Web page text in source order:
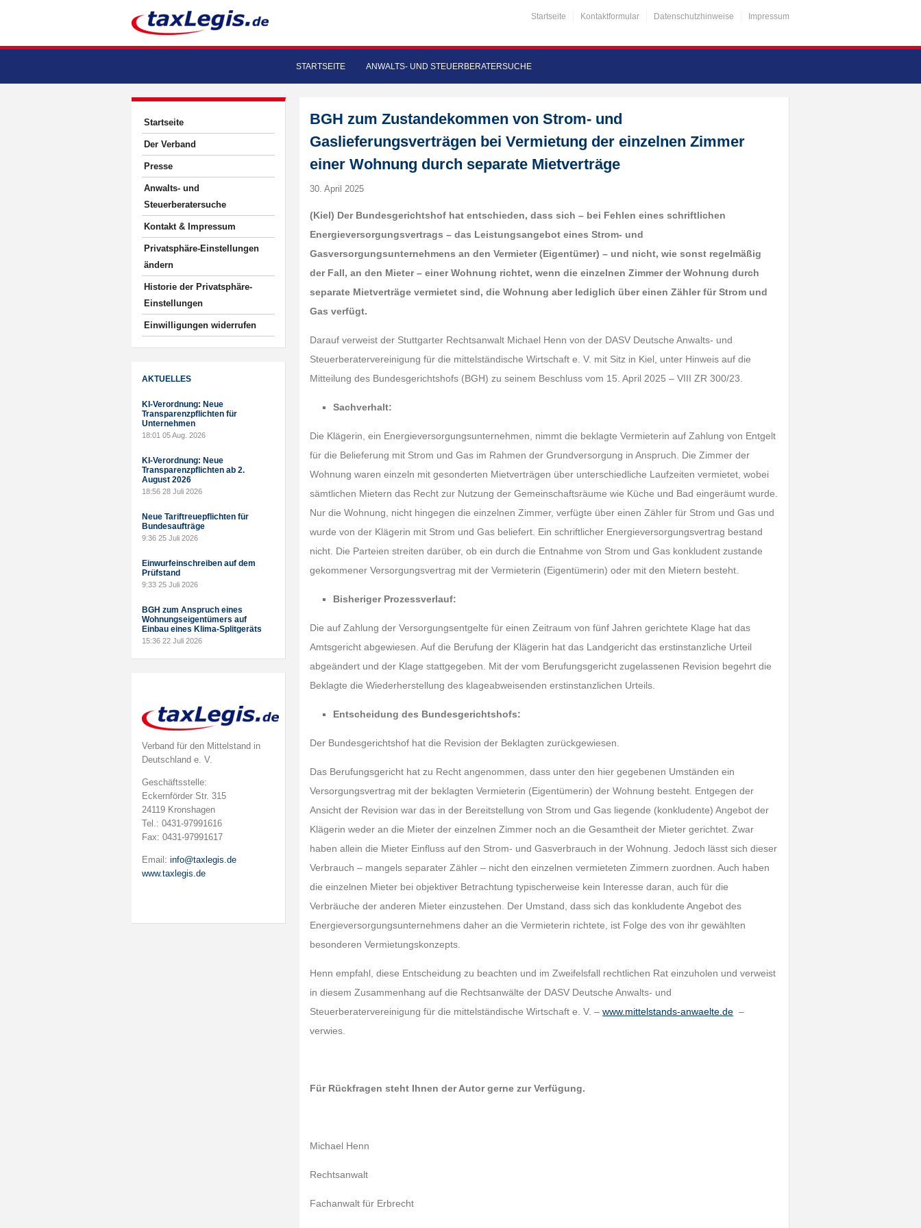
Startseite Kontaktformular Datenschutzhinweise Impressum
STARTSEITE ANWALTS- UND STEUERBERATERSUCHE
Startseite
Der Verband
Presse
Anwalts- und
Steuerberatersuche
Kontakt & Impressum
Privatsphäre-Einstellungen
ändern
Historie der Privatsphäre-
Einstellungen
Einwilligungen widerrufen
AKTUELLES
KI-Verordnung: Neue
Transparenzpflichten für
Unternehmen
18:01 05 Aug. 2026
KI-Verordnung: Neue
Transparenzpflichten ab 2.
August 2026
18:56 28 Juli 2026
Neue Tariftreuepflichten für
Bundesaufträge
9:36 25 Juli 2026
Einwurfeinschreiben auf dem
Prüfstand
9:33 25 Juli 2026
BGH zum Anspruch eines
Wohnungseigentümers auf
Einbau eines Klima-Splitgeräts
15:36 22 Juli 2026
Verband für den Mittelstand in
Deutschland e. V.
Geschäftsstelle:
Eckernförder Str. 315
24119 Kronshagen
Tel.: 0431-97991616
Fax: 0431-97991617
Email: info@taxlegis.de
www.taxlegis.de
BGH zum Zustandekommen von Strom- und
Gaslieferungsverträgen bei Vermietung der einzelnen Zimmer
einer Wohnung durch separate Mietverträge
30. April 2025
(Kiel) Der Bundesgerichtshof hat entschieden, dass sich – bei Fehlen eines schriftlichen
Energieversorgungsvertrags – das Leistungsangebot eines Strom- und
Gasversorgungsunternehmens an den Vermieter (Eigentümer) – und nicht, wie sonst regelmäßig
der Fall, an den Mieter – einer Wohnung richtet, wenn die einzelnen Zimmer der Wohnung durch
separate Mietverträge vermietet sind, die Wohnung aber lediglich über einen Zähler für Strom und
Gas verfügt.
Darauf verweist der Stuttgarter Rechtsanwalt Michael Henn von der DASV Deutsche Anwalts- und
Steuerberatervereinigung für die mittelständische Wirtschaft e. V. mit Sitz in Kiel, unter Hinweis auf die
Mitteilung des Bundesgerichtshofs (BGH) zu seinem Beschluss vom 15. April 2025 – VIII ZR 300/23.
Sachverhalt:
Die Klägerin, ein Energieversorgungsunternehmen, nimmt die beklagte Vermieterin auf Zahlung von Entgelt
für die Belieferung mit Strom und Gas im Rahmen der Grundversorgung in Anspruch. Die Zimmer der
Wohnung waren einzeln mit gesonderten Mietverträgen über unterschiedliche Laufzeiten vermietet, wobei
sämtlichen Mietern das Recht zur Nutzung der Gemeinschaftsräume wie Küche und Bad eingeräumt wurde.
Nur die Wohnung, nicht hingegen die einzelnen Zimmer, verfügte über einen Zähler für Strom und Gas und
wurde von der Klägerin mit Strom und Gas beliefert. Ein schriftlicher Energieversorgungsvertrag bestand
nicht. Die Parteien streiten darüber, ob ein durch die Entnahme von Strom und Gas konkludent zustande
gekommener Versorgungsvertrag mit der Vermieterin (Eigentümerin) oder mit den Mietern besteht.
Bisheriger Prozessverlauf:
Die auf Zahlung der Versorgungsentgelte für einen Zeitraum von fünf Jahren gerichtete Klage hat das
Amtsgericht abgewiesen. Auf die Berufung der Klägerin hat das Landgericht das erstinstanzliche Urteil
abgeändert und der Klage stattgegeben. Mit der vom Berufungsgericht zugelassenen Revision begehrt die
Beklagte die Wiederherstellung des klageabweisenden erstinstanzlichen Urteils.
Entscheidung des Bundesgerichtshofs:
Der Bundesgerichtshof hat die Revision der Beklagten zurückgewiesen.
Das Berufungsgericht hat zu Recht angenommen, dass unter den hier gegebenen Umständen ein
Versorgungsvertrag mit der beklagten Vermieterin (Eigentümerin) der Wohnung besteht. Entgegen der
Ansicht der Revision war das in der Bereitstellung von Strom und Gas liegende (konkludente) Angebot der
Klägerin weder an die Mieter der einzelnen Zimmer noch an die Gesamtheit der Mieter gerichtet. Zwar
haben allein die Mieter Einfluss auf den Strom- und Gasverbrauch in der Wohnung. Jedoch lässt sich dieser
Verbrauch – mangels separater Zähler – nicht den einzelnen vermieteten Zimmern zuordnen. Auch haben
die einzelnen Mieter bei objektiver Betrachtung typischerweise kein Interesse daran, auch für die
Verbräuche der anderen Mieter einzustehen. Der Umstand, dass sich das konkludente Angebot des
Energieversorgungsunternehmens daher an die Vermieterin richtete, ist Folge des von ihr gewählten
besonderen Vermietungskonzepts.
Henn empfahl, diese Entscheidung zu beachten und im Zweifelsfall rechtlichen Rat einzuholen und verweist
in diesem Zusammenhang auf die Rechtsanwälte der DASV Deutsche Anwalts- und
Steuerberatervereinigung für die mittelständische Wirtschaft e. V. –www.mittelstands-anwaelte.de –
verwies.
Für Rückfragen steht Ihnen der Autor gerne zur Verfügung.
Michael Henn
Rechtsanwalt
Fachanwalt für Erbrecht